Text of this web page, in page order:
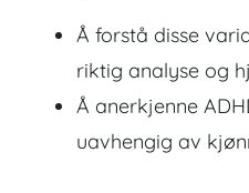
Å forstå disse
riktig analyse og
Å anerkjenne
uavhengig av